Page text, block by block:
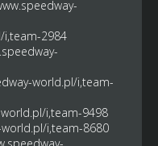
i,team-2984
world.pl/i,team-
i,team-9498
i,team-8680